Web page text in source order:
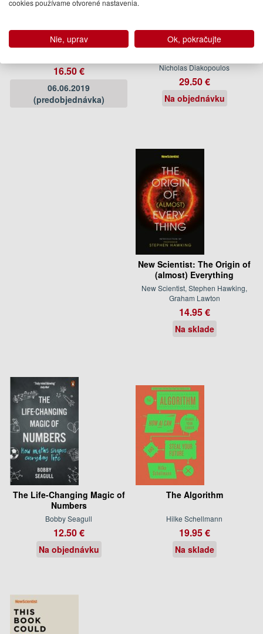
How to Predict Everything
16.50 €
06.06.2019
(predobjednávka)
Automating the News: How
Algorithms Are Rewriting the
Nicholas Diakopoulos
29.50 €
Na objednávku
New Scientist: The Origin of
(almost) Everything
New Scientist, Stephen Hawking,
Graham Lawton
14.95 €
Na sklade
The Life-Changing Magic of
Numbers
Bobby Seagull
12.50 €
Na objednávku
The Algorithm
Hilke Schellmann
19.95 €
Na sklade
cookies používame otvorené nastavenia.
Nie, uprav Ok, pokračujte